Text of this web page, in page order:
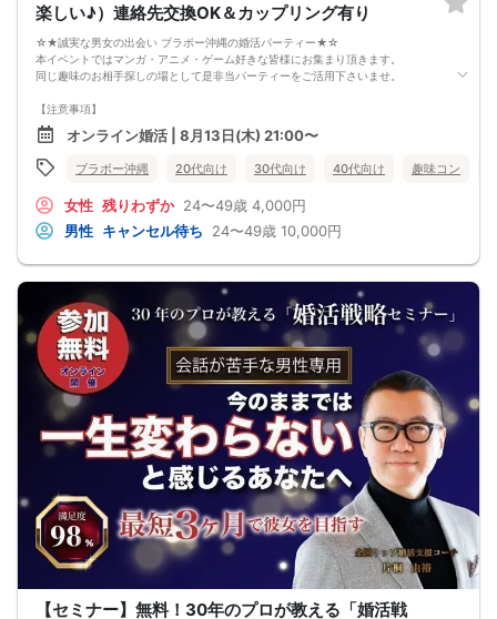
楽しい♪）連絡先交換OK＆カップリング有り
☆★誠実な男女の出会い ブラボー沖縄の婚活パーティー★☆
本イベントではマンガ・アニメ・ゲーム好きな皆様にお集まり頂きます。
同じ趣味のお相手探しの場として是非当パーティーをご活用下さいませ。
【注意事項】
・全国各地に募集しております。お相手の居住地はご自身の居住地と異なる場合
がございます。
・本人様確認書類のご提示をお願いしております。免許証やマイナンバーカード
等をご準備下さい。
ご了承下さいませ。
・終了時刻は目安となります。正確な終了時刻はイベント開始時にスタッフより
ご案内いたします。
・最小催行人数 1対1、最大20名（男女比調整のため定員になる前にキャンセル待
ちとなる場合がございます）
・イベント開催時刻１時間前迄に最小催行人数に満たない場合は中止のご連絡を
差し上げます。
オンライン婚活 | 8月13日(木) 21:00〜
ブラボー沖縄 20代向け 30代向け 40代向け 趣味コン
女性 残りわずか 24〜49歳 4,000円
男性 キャンセル待ち 24〜49歳 10,000円
【セミナー】無料！30年のプロが教える「婚活戦